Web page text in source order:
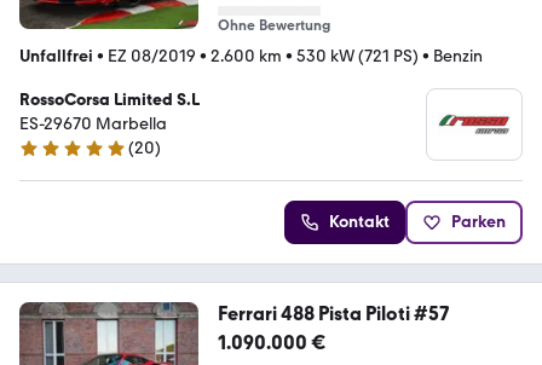
Ohne Bewertung
Unfallfrei • EZ 08/2019 • 2.600 km • 530 kW (721 PS) • Benzin
RossoCorsa Limited S.L
ES-29670 Marbella
5 Sterne
(20)
Kontakt Parken
Ferrari 488 Pista Piloti #57
1.090.000 €